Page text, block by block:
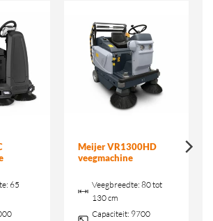
65
Meijer VR1300HD
veegmachine
Veegbreedte: 80 tot
130 cm
Capaciteit: 9700